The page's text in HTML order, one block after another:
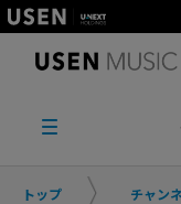
トップ チャン